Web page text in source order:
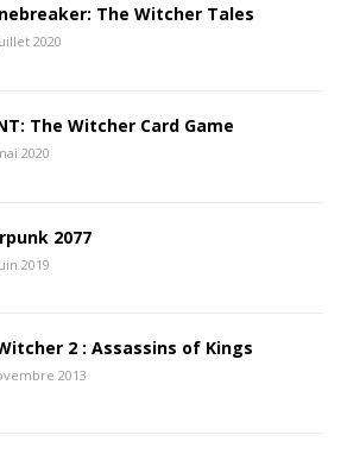
The Witcher Tales
2020
The Witcher Card Game
2020
2077
2019
2 : Assassins of Kings
2013